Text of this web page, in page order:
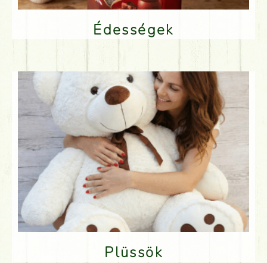
Édességek
Plüssök